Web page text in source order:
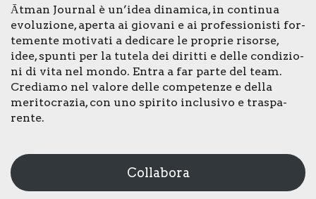
Ātman Jour­nal è un’idea dina­mi­ca, in con­ti­nua
evo­lu­zio­ne, aper­ta ai gio­va­ni e ai pro­fes­sio­ni­sti for­
te­men­te moti­va­ti a dedi­ca­re le pro­prie risor­se,
idee, spun­ti per la tute­la dei dirit­ti e del­le con­di­zio­
ni di vita nel mon­do. Entra a far par­te del team.
Cre­dia­mo nel valo­re del­le com­pe­ten­ze e del­la
meri­to­cra­zia, con uno spi­ri­to inclu­si­vo e tra­spa­
ren­te.
Collabora